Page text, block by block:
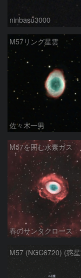
ninbasu3000
M57リング星雲
佐々木一男
M57を囲む水素ガス
春のサンタクロース